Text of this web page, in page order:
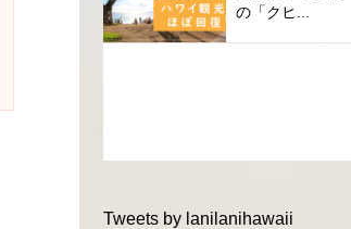
の「クヒ...
Tweets by lanilanihawaii